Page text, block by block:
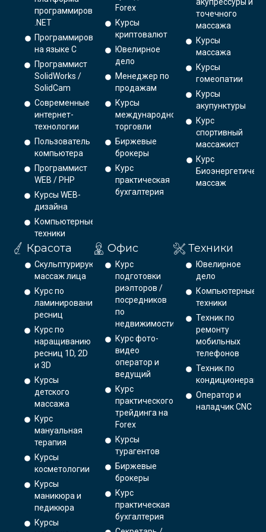
программирования
.NET
Программирование
на языке С
Программист
SolidWorks /
SolidCam
Современные
интернет-
технологии
Пользователь
компьютера
Программист
WEB / PHP
Курсы WEB-
дизайна
Компьютерные
техники
Forex
Курсы
криптовалют
Ювелирное
дело
Менеджер по
продажам
Курсы
международной
торговли
Биржевые
брокеры
Курс
практическая
бухгалтерия
акупрессуры и
точечного
массажа
Курсы
массажа
Курсы
гомеопатии
Курсы
акупунктуры
Курс
спортивный
массажист
Курс
массаж
Красота
Скульптурирующий
массаж лица
Курс по
ламинированию
ресниц
Курс по
наращиванию
ресниц 1D, 2D
и 3D
Курсы
детского
массажа
Курс
мануальная
терапия
Курсы
косметологии
Курсы
маникюра и
педикюра
Курсы
Офис
Курс
подготовки
риэлторов /
посредников
по
недвижимости
Курс фото-
видео
оператор и
ведущий
Курс
практического
трейдинга на
Forex
Курсы
турагентов
Биржевые
брокеры
Курс
практическая
бухгалтерия
Техники
Ювелирное
дело
Компьютерные
техники
Техник по
ремонту
мобильных
телефонов
Техник по
кондиционерам
Оператор и
наладчик CNC